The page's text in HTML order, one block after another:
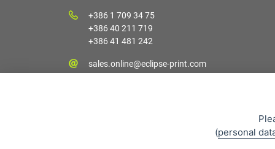
+386 1 709 34 75
+386 40 211 719
+386 41 481 242
sales.online@eclipse-print.com
(personal